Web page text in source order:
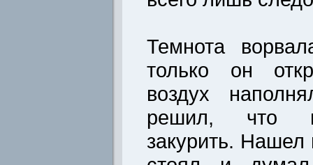
Темнота
только он
воздух
решил, что
закурить. Нашел